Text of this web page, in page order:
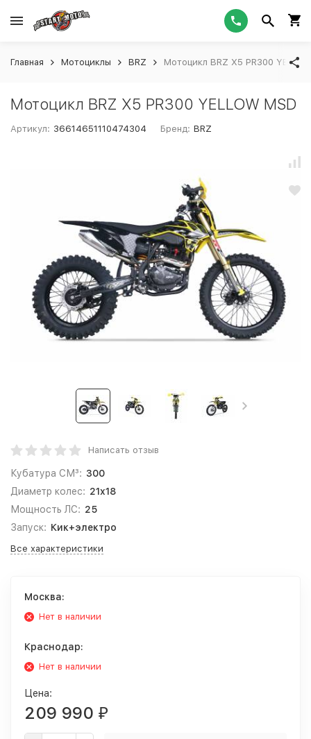
Главная Мотоциклы BRZ Мотоцикл BRZ X5 PR300
Мотоцикл BRZ X5 PR300 YELLOW MSD
Артикул: 36614651110474304 Бренд: BRZ
Написать отзыв
Кубатура СМ³: 300
Диаметр колес: 21x18
Мощность ЛС: 25
Запуск: Кик+электро
Все характеристики
Москва:
Нет в наличии
Краснодар:
Нет в наличии
Цена:
209 990 ₽